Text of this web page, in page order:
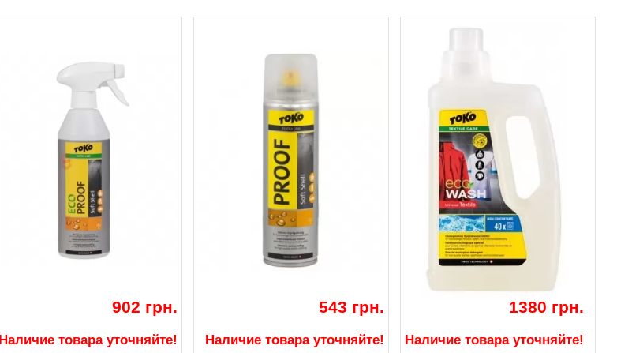
902 грн.
Наличие товара уточняйте!
543 грн.
Наличие товара уточняйте!
1380 грн.
Наличие товара уточняйте!